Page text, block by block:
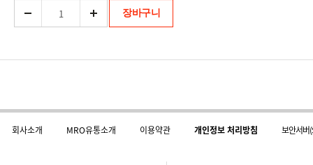
장바구니
회사소개 MRO유통소개 이용약관 개인정보 처리방침 보안서버